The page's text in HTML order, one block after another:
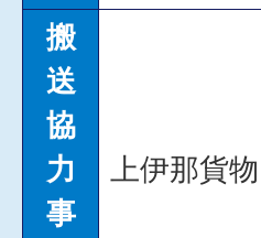
搬
送
協
力
事
上伊那貨